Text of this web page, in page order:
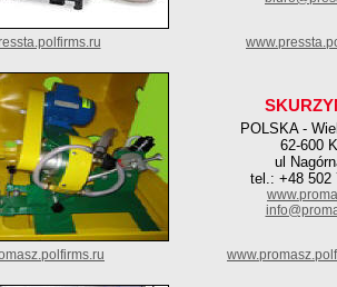
POLSKA -
62-600
ul
tel.: +48 502